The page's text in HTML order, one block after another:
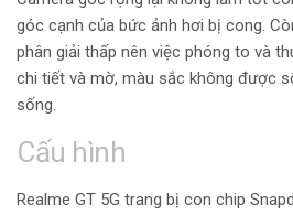
góc cạnh của bức ảnh hơi bị cong.
phân giải thấp nên việc phóng to và
chi tiết và mờ, màu sắc không được
sống.
Cấu hình
Realme GT 5G trang bị con chip